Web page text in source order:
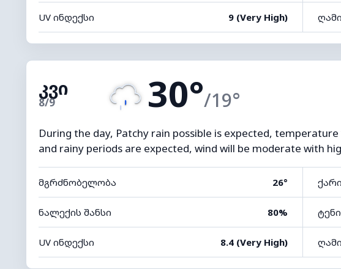
UV ინდექსი 9 (Very High)
კვი
8/9 30°/19°
During the day, Patchy rain possible is expected,
and rainy periods are expected, wind will be moderate with
მგრძნობელობა 26° ქარი
ნალექის შანსი 80%
UV ინდექსი 8.4 (Very High)